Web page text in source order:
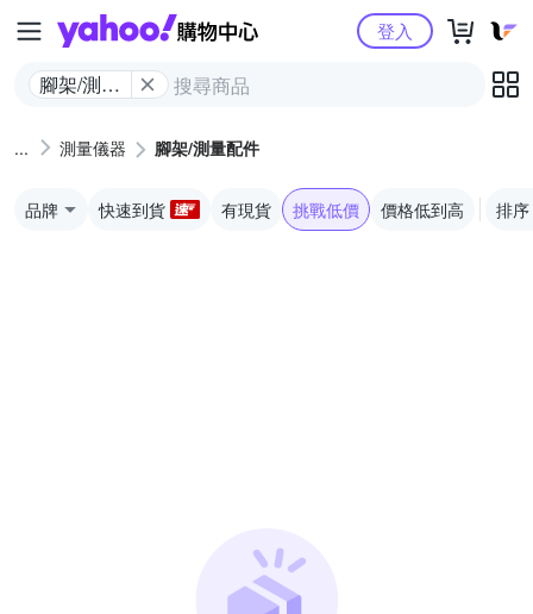
Yahoo購物中心
腳架/測量
登入
測量儀器 腳架/測量配件
品牌 快速到貨 有現貨 挑戰低價 價格低到高 排序